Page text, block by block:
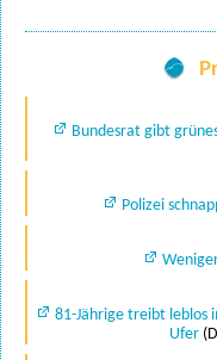
Bundesrat gibt
Polizei
81-Jährige treibt leblos
Ufer